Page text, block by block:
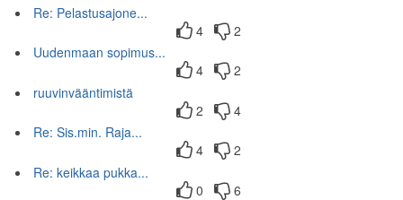
Re: Pelastusajone...
4
2
Uudenmaan sopimus...
4
2
ruuvinvääntimistä
2
4
Re: Sis.min. Raja...
4
2
Re: keikkaa pukka...
0
6